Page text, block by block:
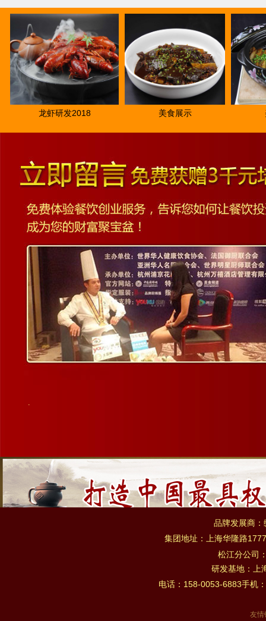
龙虾研发2018 美食展示 美
.
品牌发展商
集团地址：上海华隆路
松江分公司
研发基地：上海
电话：158-0053-6883手机
友